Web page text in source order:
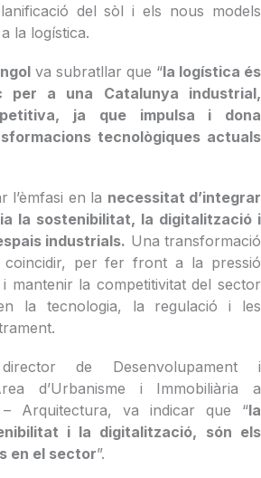
del sòl i els nous models
la logística.
va subratllar que “la logística és
per a una Catalunya industrial,
ja que impulsa i dona
tecnològiques actuals
l’èmfasi en la necessitat d’integrar
la sostenibilitat, la digitalització i
industrials. Una transformació
per fer front a la pressió
mantenir la competitivitat del sector
la tecnologia, la regulació i les
de Desenvolupament i
d’Urbanisme i Immobiliària a
– Arquitectura, va indicar que “la
i la digitalització, són els
en el sector”.